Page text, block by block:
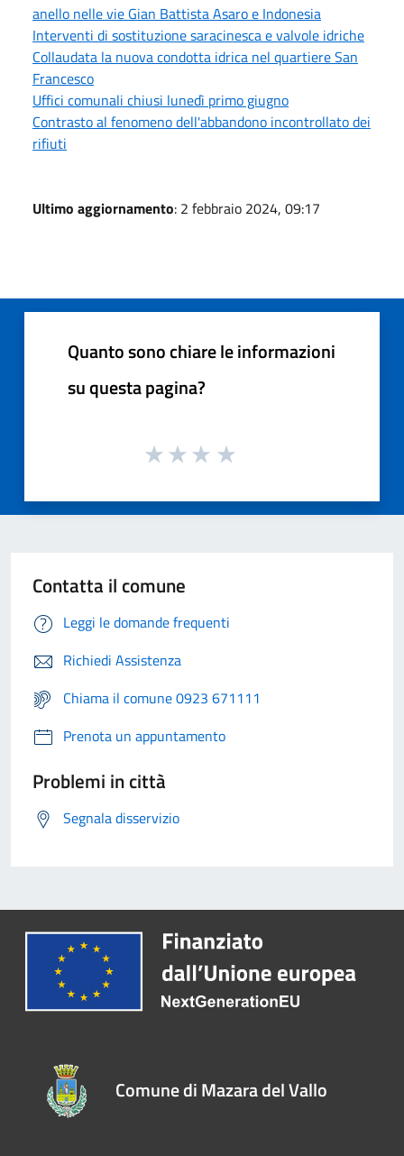
anello nelle vie Gian Battista Asaro e Indonesia
Interventi di sostituzione saracinesca e valvole idriche
Collaudata la nuova condotta idrica nel quartiere San
Francesco
Uffici comunali chiusi lunedì primo giugno
Contrasto al fenomeno dell'abbandono incontrollato dei
rifiuti
Ultimo aggiornamento: 2 febbraio 2024, 09:17
Quanto sono chiare le informazioni
su questa pagina?
Contatta il comune
Leggi le domande frequenti
Richiedi Assistenza
Chiama il comune 0923 671111
Prenota un appuntamento
Problemi in città
Segnala disservizio
Comune di Mazara del Vallo